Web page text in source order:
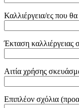
Καλλιέργεια/ες που
Έκταση καλλιέργειας
Αιτία χρήσης
Επιπλέον σχόλια